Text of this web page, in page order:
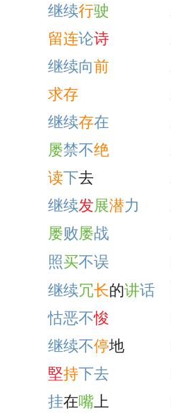
继续行驶
留连论诗
继续向前
求存
继续存在
屡禁不绝
读下去
继续发展潜力
屡败屡战
照买不误
继续冗长的讲话
怙恶不悛
继续不停地
堅持下去
挂在嘴上